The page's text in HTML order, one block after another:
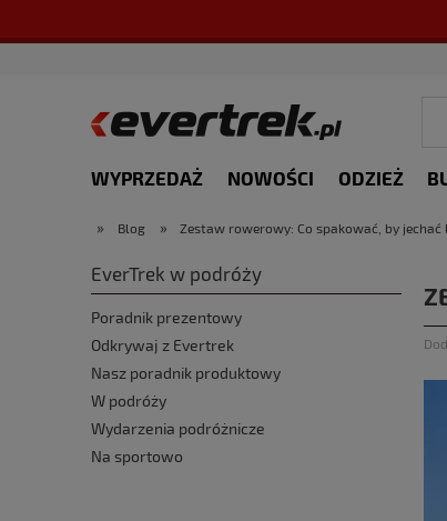
WYPRZEDAŻ NOWOŚCI ODZIEŻ
» Blog » Zestaw rowerowy: Co spakować, by jechać
EverTrek w podróży
Poradnik prezentowy
Odkrywaj z Evertrek
Nasz poradnik produktowy
W podróży
Wydarzenia podróżnicze
Na sportowo